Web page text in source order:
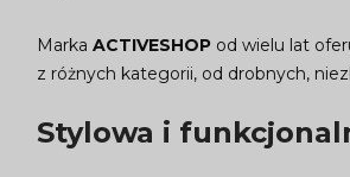
Marka ACTIVESHOP od wielu lat
z różnych kategorii, od drobnych,
Stylowa i